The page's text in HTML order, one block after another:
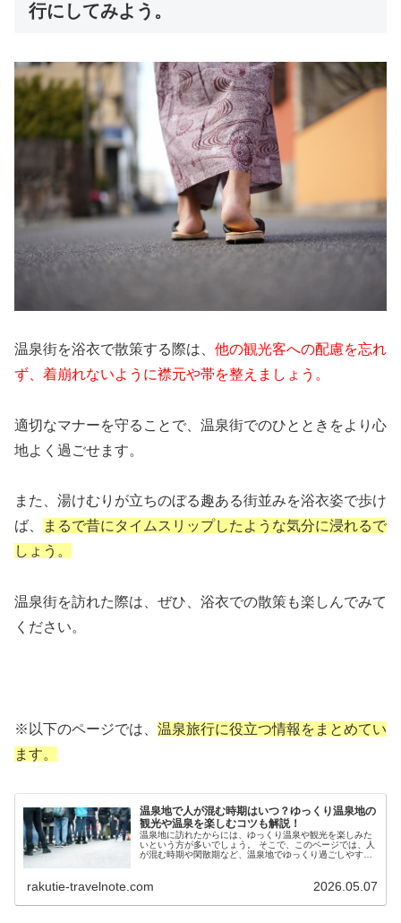
行にしてみよう。
温泉街を浴衣で散策する際は、 他の観光客への配慮を忘れ
ず、着崩れないように襟元や帯を整えましょう。
適切なマナーを守ることで、温泉街でのひとときをより心
地よく過ごせます。
また、湯けむりが立ちのぼる趣ある街並みを浴衣姿で歩け
ば、
まるで昔にタイムスリップしたような気分に浸れるで
しょう。
温泉街を訪れた際は、ぜひ、浴衣での散策も楽しんでみて
ください。
※以下のページでは、 温泉旅行に役立つ情報をまとめてい
ます。
温泉地で人が混む時期はいつ？ゆっくり温泉地の
観光や温泉を楽しむコツも解説！
温泉地に訪れたからには、ゆっくり温泉や観光を楽しみた
いという方が多いでしょう。 そこで、このページでは、人
が混む時期や閑散期など、温泉地でゆっくり過ごしやすく
rakutie-travelnote.com 2026.05.07